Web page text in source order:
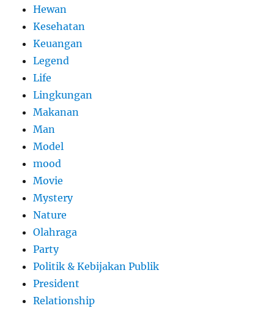
Hewan
Kesehatan
Keuangan
Legend
Life
Lingkungan
Makanan
Man
Model
mood
Movie
Mystery
Nature
Olahraga
Party
Politik & Kebijakan Publik
President
Relationship